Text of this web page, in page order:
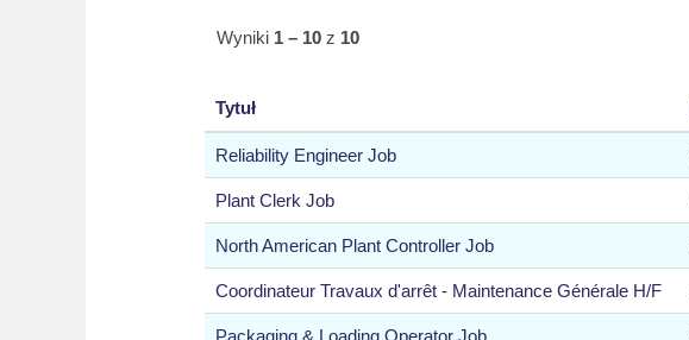
Wyniki 1 – 10 z 10
Tytuł
Reliability Engineer Job
Plant Clerk Job
North American Plant Controller Job
Coordinateur Travaux d'arrêt - Maintenance Générale H/F
Packaging & Loading Operator Job